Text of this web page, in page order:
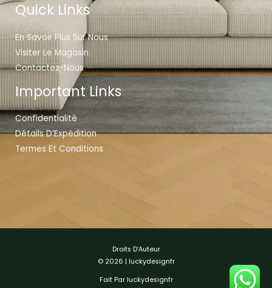
Quick Links
En Savoir Plus Sur Nous
Visiter Le Magasin
Contactez-Nous
Important Links
Confidentialité
Détails D’Expédition
Termes Et Conditions
Droits D’Auteur
© 2026 | luckydesignfr
Fait Par luckydesignfr